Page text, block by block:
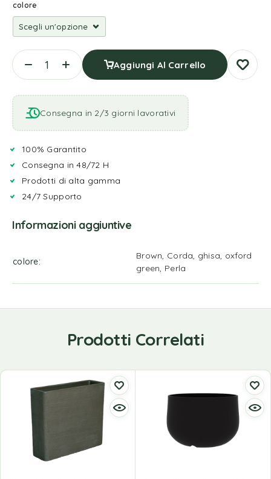
colore
Aggiungi Al Carrello
Consegna in 2/3 giorni lavorativi
100% Garantito
Consegna in 48/72 H
Prodotti di alta gamma
24/7 Supporto
Informazioni aggiuntive
colore
Brown, Corda, ghisa, oxford
green, Perla
Prodotti Correlati